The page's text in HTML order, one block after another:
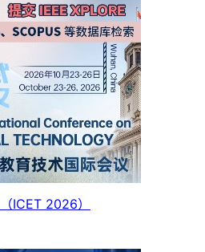
（ICET 2026）